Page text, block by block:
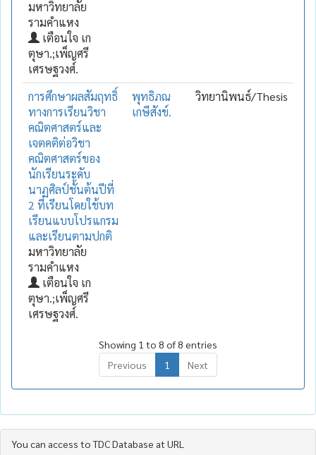
มหาวิทยาลัย
รามคำแหง
เตือนใจ เก
ตุษา.;เพ็ญศรี
เศรษฐวงศ์.
การศึกษาผลสัมฤทธิ์
ทางการเรียนวิชา
คณิตศาสตร์และ
เจตคติต่อวิชา
คณิตศาสตร์ของ
นักเรียนระดับ
นาฏศิลป์ชั้นต้นปีที่
2 ที่เรียนโดยใช้บท
เรียนแบบโปรแกรม
และเรียนตามปกติ
มหาวิทยาลัย
รามคำแหง
เตือนใจ เก
ตุษา.;เพ็ญศรี
เศรษฐวงศ์.
พุทธิภณ
เกษีสังข์.
วิทยานิพนธ์/Thesis
Showing 1 to 8 of 8 entries
Previous
1 Next
You can access to TDC Database at URL